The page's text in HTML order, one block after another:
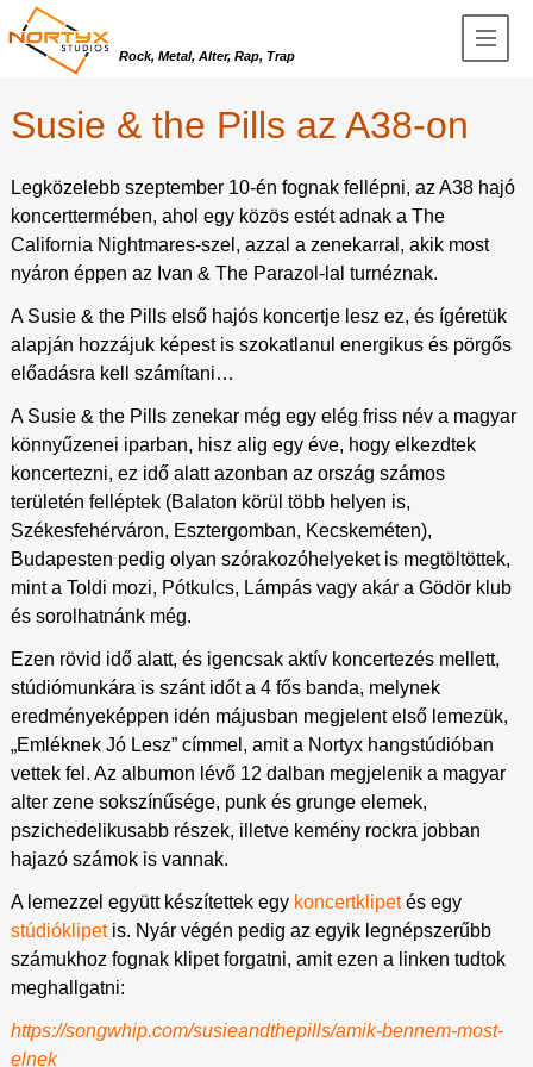
Rock, Metal, Alter, Rap, Trap
Susie & the Pills az A38-on
Legközelebb szeptember 10-én fognak fellépni, az A38 hajó
koncerttermében, ahol egy közös estét adnak a The
California Nightmares-szel, azzal a zenekarral, akik most
nyáron éppen az Ivan & The Parazol-lal turnéznak.
A Susie & the Pills első hajós koncertje lesz ez, és ígéretük
alapján hozzájuk képest is szokatlanul energikus és pörgős
előadásra kell számítani…
A Susie & the Pills zenekar még egy elég friss név a magyar
könnyűzenei iparban, hisz alig egy éve, hogy elkezdtek
koncertezni, ez idő alatt azonban az ország számos
területén felléptek (Balaton körül több helyen is,
Székesfehérváron, Esztergomban, Kecskeméten),
Budapesten pedig olyan szórakozóhelyeket is megtöltöttek,
mint a Toldi mozi, Pótkulcs, Lámpás vagy akár a Gödör klub
és sorolhatnánk még.
Ezen rövid idő alatt, és igencsak aktív koncertezés mellett,
stúdiómunkára is szánt időt a 4 fős banda, melynek
eredményeképpen idén májusban megjelent első lemezük,
„Emléknek Jó Lesz” címmel, amit a Nortyx hangstúdióban
vettek fel. Az albumon lévő 12 dalban megjelenik a magyar
alter zene sokszínűsége, punk és grunge elemek,
pszichedelikusabb részek, illetve kemény rockra jobban
hajazó számok is vannak.
A lemezzel együtt készítettek egy koncertklipetés egy
stúdióklipetis. Nyár végén pedig az egyik legnépszerűbb
számukhoz fognak klipet forgatni, amit ezen a linken tudtok
meghallgatni:
https://songwhip.com/susieandthepills/amik-bennem-most-
elnek